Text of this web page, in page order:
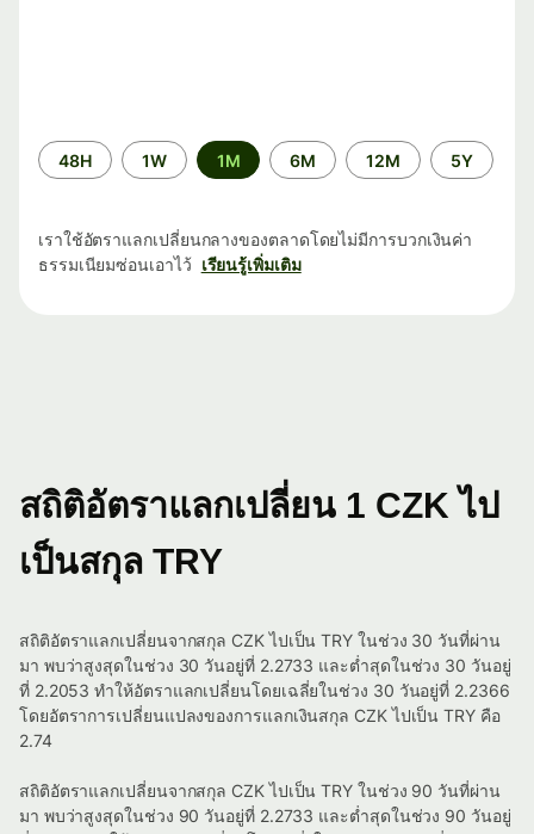
ระยะ
เวลา
48H 1W 1M 6M 12M 5Y
เราใช้อัตราแลกเปลี่ยนกลางของตลาดโดยไม่มีการบวกเงินค่า
ธรรมเนียมซ่อนเอาไว้ เรียนรู้เพิ่มเติม
สถิติอัตราแลกเปลี่ยน 1 CZK ไป
เป็นสกุล TRY
สถิติอัตราแลกเปลี่ยนจากสกุล CZK ไปเป็น TRY ในช่วง 30 วันที่ผ่าน
มา พบว่าสูงสุดในช่วง 30 วันอยู่ที่ 2.2733 และต่ำสุดในช่วง 30 วันอยู่
ที่ 2.2053 ทำให้อัตราแลกเปลี่ยนโดยเฉลี่ยในช่วง 30 วันอยู่ที่ 2.2366
โดยอัตราการเปลี่ยนแปลงของการแลกเงินสกุล CZK ไปเป็น TRY คือ
2.74
สถิติอัตราแลกเปลี่ยนจากสกุล CZK ไปเป็น TRY ในช่วง 90 วันที่ผ่าน
มา พบว่าสูงสุดในช่วง 90 วันอยู่ที่ 2.2733 และต่ำสุดในช่วง 90 วันอยู่